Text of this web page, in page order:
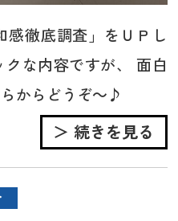
徹底調査」をＵＰし
な内容ですが、 面白
からどうぞ～♪
＞ 続きを見る